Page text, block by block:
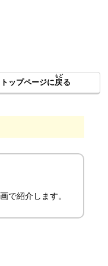
トップページに戻る
で紹介します。